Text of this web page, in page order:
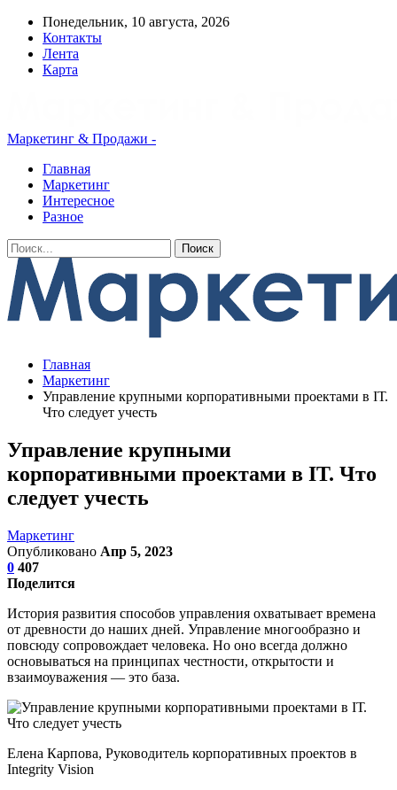
Понедельник, 10 августа, 2026
Контакты
Лента
Карта
Маркетинг & Продажи -
Главная
Маркетинг
Интересное
Разное
Главная
Маркетинг
Управление крупными корпоративными проектами в ІТ.
Что следует учесть
Управление крупными
корпоративными проектами в ІТ. Что
следует учесть
Маркетинг
Опубликовано Апр 5, 2023
0 407
Поделится
История развития способов управления охватывает времена
от древности до наших дней. Управление многообразно и
повсюду сопровождает человека. Но оно всегда должно
основываться на принципах честности, открытости и
взаимоуважения — это база.
Елена Карпова, Руководитель корпоративных проектов в
Integrity Vision